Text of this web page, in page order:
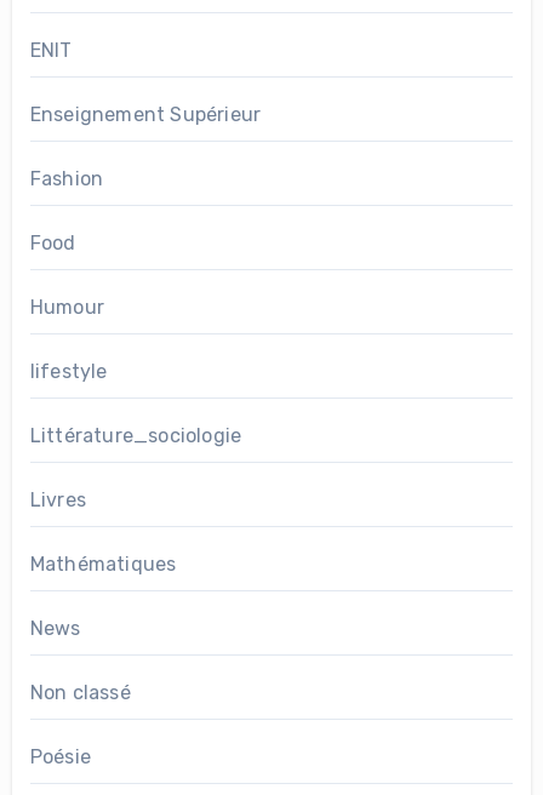
ENIT
Enseignement Supérieur
Fashion
Food
Humour
lifestyle
Littérature_sociologie
Livres
Mathématiques
News
Non classé
Poésie